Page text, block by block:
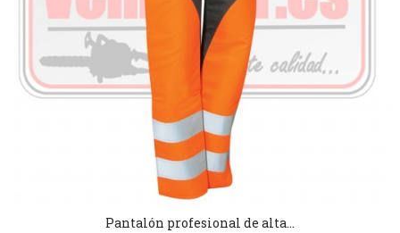
Pantalón profesional de alta...